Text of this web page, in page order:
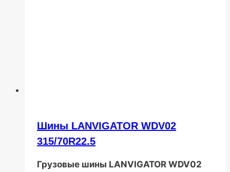
Шины LANVIGATOR WDV02
315/70R22.5
Грузовые шины LANVIGATOR WDV02